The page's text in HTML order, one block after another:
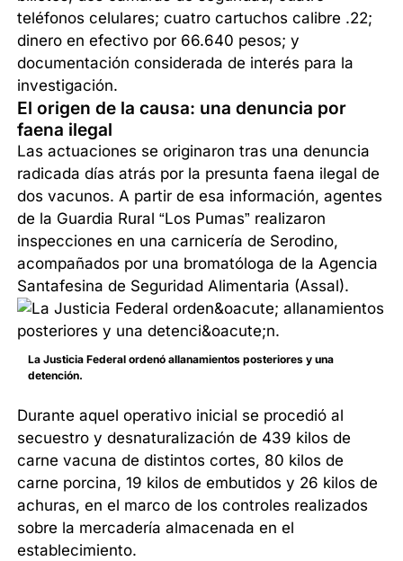
teléfonos celulares; cuatro cartuchos calibre .22;
dinero en efectivo por 66.640 pesos; y
documentación considerada de interés para la
investigación.
El origen de la causa: una denuncia por
faena ilegal
Las actuaciones se originaron tras una denuncia
radicada días atrás por la presunta faena ilegal de
dos vacunos. A partir de esa información, agentes
de la Guardia Rural “Los Pumas” realizaron
inspecciones en una carnicería de Serodino,
acompañados por una bromatóloga de la Agencia
Santafesina de Seguridad Alimentaria (Assal).
La Justicia Federal ordenó allanamientos posteriores y una
detención.
Durante aquel operativo inicial se procedió al
secuestro y desnaturalización de 439 kilos de
carne vacuna de distintos cortes, 80 kilos de
carne porcina, 19 kilos de embutidos y 26 kilos de
achuras, en el marco de los controles realizados
sobre la mercadería almacenada en el
establecimiento.